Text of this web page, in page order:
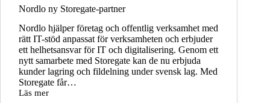
Nordlo ny Storegate-partner
Nordlo hjälper företag och offentlig verksamhet med
rätt IT-stöd anpassat för verksamheten och erbjuder
ett helhetsansvar för IT och digitalisering. Genom ett
nytt samarbete med Storegate kan de nu erbjuda
kunder lagring och fildelning under svensk lag. Med
Storegate får…
Läs mer
Nordlo